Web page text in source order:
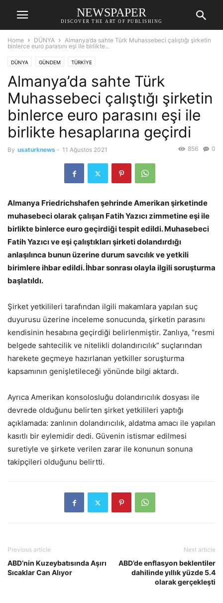
NEWSPAPER
DISCOVER THE ART OF PUBLISHING
Home DÜNYA
Almanya’da sahte Türk Muhassebeci çalıştığı şirketin
binlerce euro parasını eşi ile birlikte...
DÜNYA GÜNDEM TÜRKİYE
Almanya’da sahte Türk
Muhassebeci çalıştığı şirketin
binlerce euro parasını eşi ile
birlikte hesaplarına geçirdi
By usaturknews - 11 Ağustos 2021 0
856
Almanya Friedrichshafen şehrinde Amerikan şirketinde
muhasebeci olarak çalışan Fatih Yazıcı zimmetine eşi ile
birlikte binlerce euro geçirdiği tespit edildi. Muhasebeci
Fatih Yazıcı ve eşi çalıştıkları şirketi dolandırdığı
anlaşılınca bunun üzerine durum savcılık ve yetkili
birimlere ihbar edildi. İhbar sonrası olayla ilgili soruşturma
başlatıldı.
Şirket yetkilileri tarafından ilgili makamlara yapılan suç
duyurusu üzerine inceleme sonucunda, şirketin parasını
kendisinin hesabına geçirdiği belirlenmiştir. Zanlıya, “resmi
belgede sahtecilik ve nitelikli dolandırıcılık” suçlarından
harekete geçmeye hazırlanan yetkiller soruşturma
kapsamının genişletileceği yönünde bilgi aktardı.
Ayrıca Amerikan konsolosluğu dolandırıcılık dosyası ile
devrede olduğunu belirten şirket yetkilileri yaptığı
açıklamada: zanlının dolandırıcılık, aldatma amacı ile yapılan
kasıtlı bir eylemidir dedi. Güvenin istismar edilmesi
suretiyle ve şirkete verilen zarar ile konunun sonuna
takipçileri olduğunu belirtti.
Previous article
ABD’nin Kuzeybatısında Aşırı
Sıcaklar Can Alıyor
Next article
ABD’de enflasyon beklentiler
dahilinde yıllık yüzde 5.4
olarak gerçekleşti